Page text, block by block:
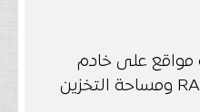
مواقع على خادم
واحد فقط، ويتم تقسيم موارد الخادم مثل وحدة المعالجة المركزية CPU وذاكرة الوصول العشوائي RAM ومساحة التخزين